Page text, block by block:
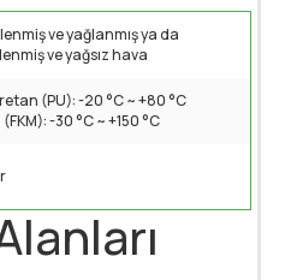
ve yağlanmış ya da
ve yağsız hava
(PU): -20 °C ~ +80 °C
-30 °C ~ +150 °C